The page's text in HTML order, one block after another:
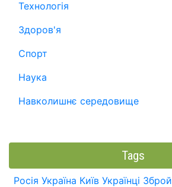
Технологія
Здоров'я
Спорт
Наука
Навколишнє середовище
Tags
Росія Україна Київ Українці